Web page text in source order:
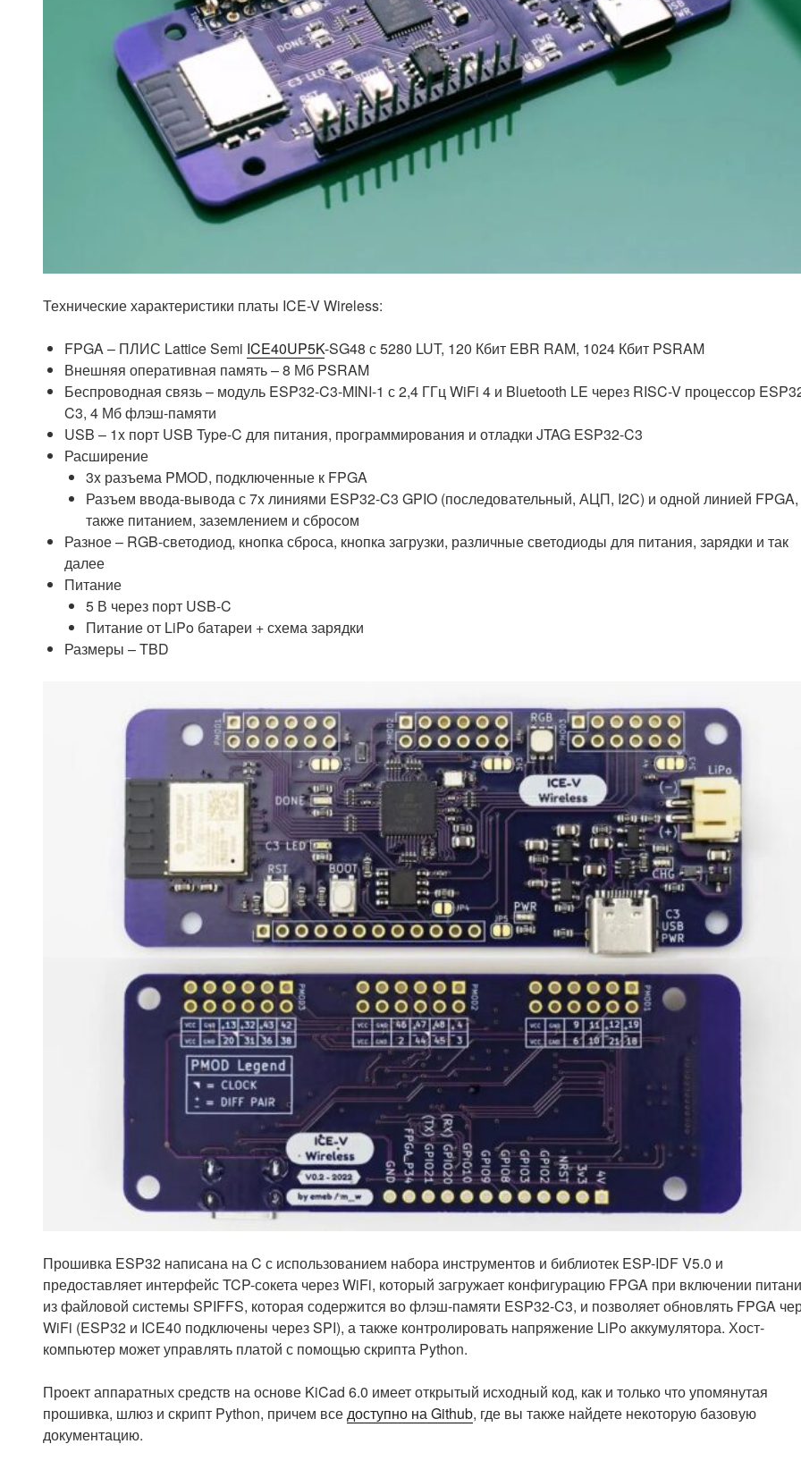
Технические характеристики платы ICE-V Wireless:
FPGA – ПЛИС Lattice Semi ICE40UP5K-SG48 с 5280 LUT, 120 Кбит EBR RAM, 1024 Кбит PSRAM
Внешняя оперативная память – 8 Мб PSRAM
Беспроводная связь – модуль ESP32-C3-MINI-1 с 2,4 ГГц WiFi 4 и Bluetooth LE через RISC-V процессор
C3, 4 Мб флэш-памяти
USB – 1x порт USB Type-C для питания, программирования и отладки JTAG ESP32-C3
Расширение
3x разъема PMOD, подключенные к FPGA
Разъем ввода-вывода с 7x линиями ESP32-C3 GPIO (последовательный, АЦП, I2C) и одной линией
также питанием, заземлением и сбросом
Разное – RGB-светодиод, кнопка сброса, кнопка загрузки, различные светодиоды для питания, зарядки и так
далее
Питание
5 В через порт USB-C
Питание от LiPo батареи + схема зарядки
Размеры – TBD
Прошивка ESP32 написана на C с использованием набора инструментов и библиотек ESP-IDF V5.0 и
предоставляет интерфейс TCP-сокета через WiFi, который загружает конфигурацию FPGA при включении
из файловой системы SPIFFS, которая содержится во флэш-памяти ESP32-C3, и позволяет обновлять FPGA
WiFi (ESP32 и ICE40 подключены через SPI), а также контролировать напряжение LiPo аккумулятора. Хост-
компьютер может управлять платой с помощью скрипта Python.
Проект аппаратных средств на основе KiCad 6.0 имеет открытый исходный код, как и только что упомянутая
прошивка, шлюз и скрипт Python, причем вседоступно на Github, где вы также найдете некоторую базовую
документацию.